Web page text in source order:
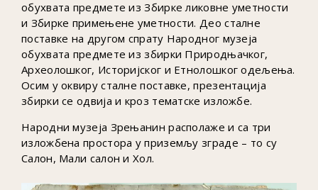
обухвата предмете из Збирке ликовне уметности
и Збирке примењене уметности. Део сталне
поставке на другом спрату Народног музеја
обухвата предмете из збирки Природњачког,
Археолошког, Историјског и Етнолошког одељења.
Осим у оквиру сталне поставке, презентација
збирки се одвија и кроз тематске изложбе.
Народни музеја Зрењанин располаже и са три
изложбена простора у приземљу зграде – то су
Салон, Мали салон и Хол.